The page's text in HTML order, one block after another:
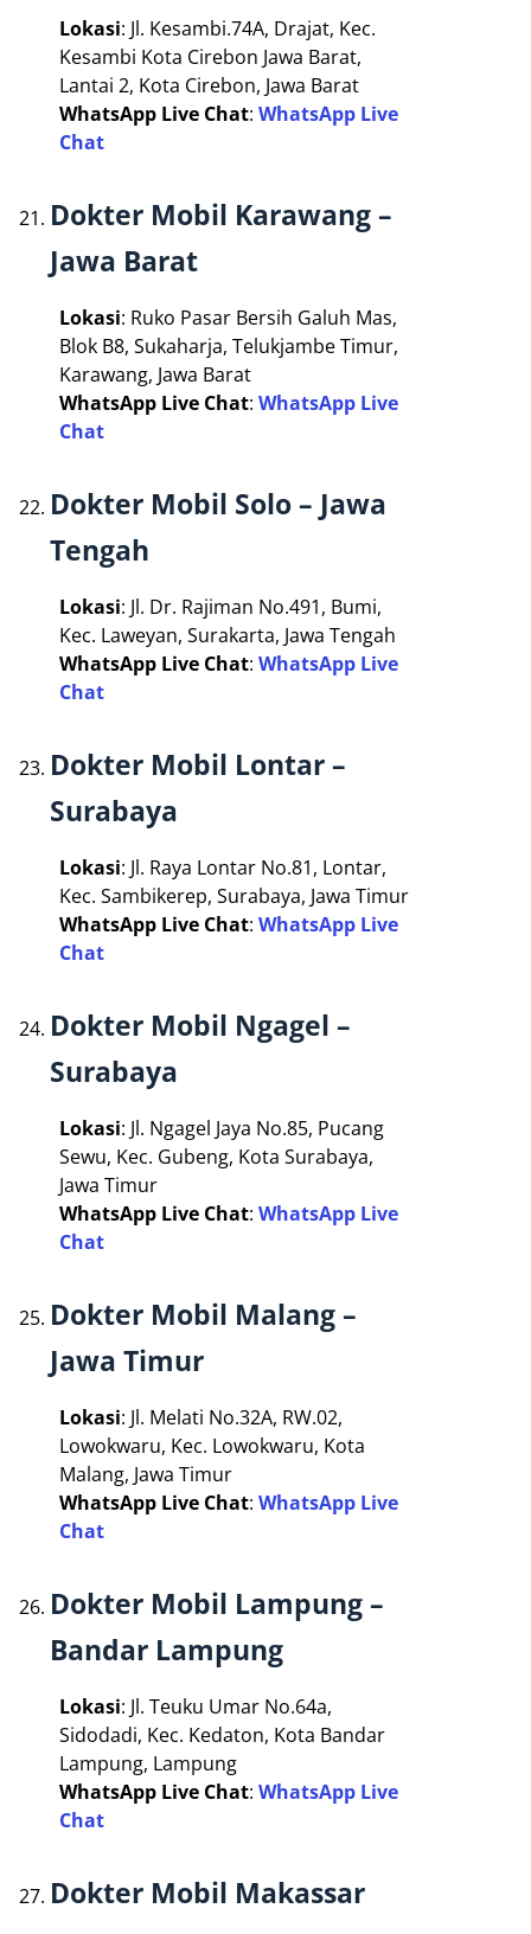
Lokasi: Jl. Kesambi.74A, Drajat, Kec.
Kesambi Kota Cirebon Jawa Barat,
Lantai 2, Kota Cirebon, Jawa Barat
WhatsApp Live Chat: WhatsApp Live
Chat
Dokter Mobil Karawang –
Jawa Barat
Lokasi: Ruko Pasar Bersih Galuh Mas,
Blok B8, Sukaharja, Telukjambe Timur,
Karawang, Jawa Barat
WhatsApp Live Chat: WhatsApp Live
Chat
Dokter Mobil Solo – Jawa
Tengah
Lokasi: Jl. Dr. Rajiman No.491, Bumi,
Kec. Laweyan, Surakarta, Jawa Tengah
WhatsApp Live Chat: WhatsApp Live
Chat
Dokter Mobil Lontar –
Surabaya
Lokasi: Jl. Raya Lontar No.81, Lontar,
Kec. Sambikerep, Surabaya, Jawa Timur
WhatsApp Live Chat: WhatsApp Live
Chat
Dokter Mobil Ngagel –
Surabaya
Lokasi: Jl. Ngagel Jaya No.85, Pucang
Sewu, Kec. Gubeng, Kota Surabaya,
Jawa Timur
WhatsApp Live Chat: WhatsApp Live
Chat
Dokter Mobil Malang –
Jawa Timur
Lokasi: Jl. Melati No.32A, RW.02,
Lowokwaru, Kec. Lowokwaru, Kota
Malang, Jawa Timur
WhatsApp Live Chat: WhatsApp Live
Chat
Dokter Mobil Lampung –
Bandar Lampung
Lokasi: Jl. Teuku Umar No.64a,
Sidodadi, Kec. Kedaton, Kota Bandar
Lampung, Lampung
WhatsApp Live Chat: WhatsApp Live
Chat
Dokter Mobil Makassar